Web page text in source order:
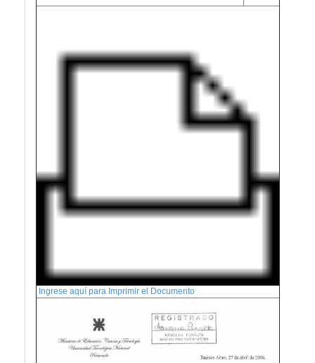
Ingrese aquí para Imprimir el Documento